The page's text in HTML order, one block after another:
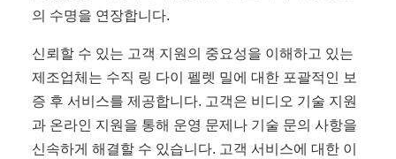
의 수명을 연장합니다.
신뢰할 수 있는 고객 지원의 중요성을 이해하고 있는
제조업체는 수직 링 다이 펠렛 밀에 대한 포괄적인 보
증 후 서비스를 제공합니다. 고객은 비디오 기술 지원
과 온라인 지원을 통해 운영 문제나 기술 문의 사항을
신속하게 해결할 수 있습니다. 고객 서비스에 대한 이